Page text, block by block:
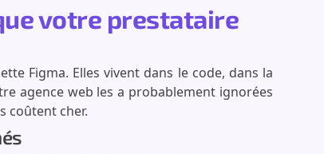
votre prestataire
Figma. Elles vivent dans le code, dans la
agence web les a probablement ignorées
coûtent cher.